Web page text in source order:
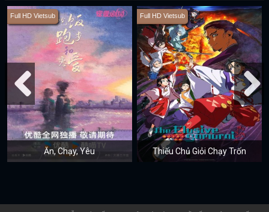
Full HD Vietsub
Ăn, Chạy, Yêu
Full HD Vietsub
Thiếu Chủ Giỏi Chạy Trốn